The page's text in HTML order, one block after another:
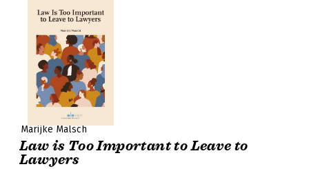
Marijke Malsch
Law is Too Important to Leave to
Lawyers